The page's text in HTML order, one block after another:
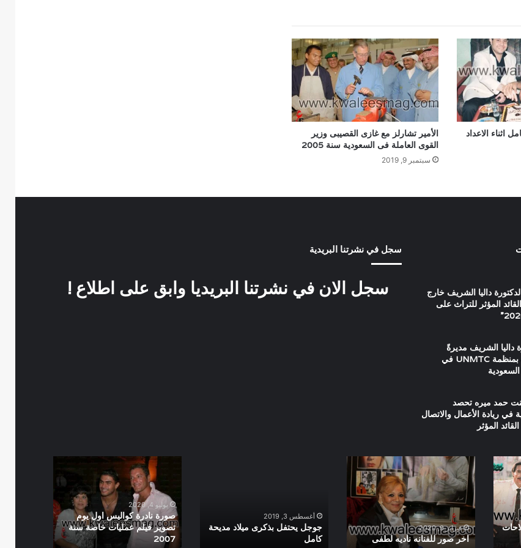
الاعداد
الأمير تشارلز مع غازى القصيبى وزير
القوى العاملة فى السعودية سنة 2005
سبتمبر 9, 2019
داليا الشريف خارج
المؤثر للتراث على
داليا الشريف مديرةً
للعلاقات الدولية بمنظمة UNMTC في
حمد ميره تحصد
في ريادة الأعمال والاتصال
المؤثر
سجل في نشرتنا البريدية
سجل الان في نشرتنا البريديا وابق على اطلاع !
اخر
صور
للفنانه
ناديه
لطفى
فبراير 9, 2020
اخر صور للفنانه ناديه لطفى
مديحة
كامل
أغسطس 3, 2019
جوجل يحتفل بذكرى ميلاد مديحة
كامل
كواليس
اول
يوم
تصوير
فيلم
يوليو 4, 2020
صورة نادرة كواليس اول يوم
تصوير فيلم عمليات خاصة سنة
2007